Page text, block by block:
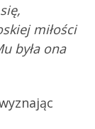
miłości
była ona